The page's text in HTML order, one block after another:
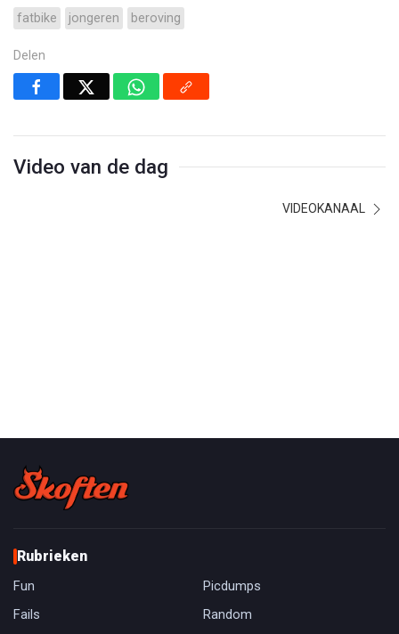
fatbike jongeren beroving
Delen
Video van de dag
VIDEOKANAAL
Rubrieken
Fun
Picdumps
Fails
Random